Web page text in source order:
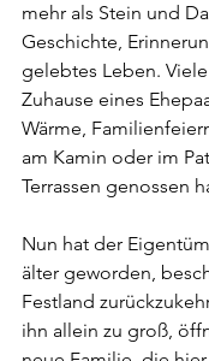
mehr als Stein und
Geschichte,
gelebtes Leben.
Zuhause eines
Wärme,
am Kamin oder im
Terrassen genossen
Nun hat der
älter geworden,
Festland
ihn allein zu groß,